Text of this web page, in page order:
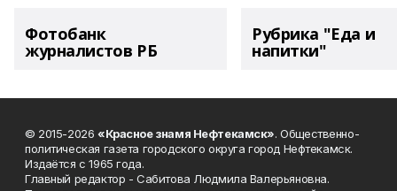
Фотобанк
журналистов РБ
Рубрика "Еда и
напитки"
© 2015-2026 «Красное знамя Нефтекамск». Общественно-
политическая газета городского округа город Нефтекамск.
Издаётся с 1965 года.
Главный редактор - Сабитова Людмила Валерьяновна.